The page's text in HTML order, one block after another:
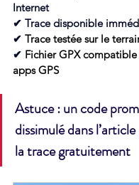
Internet
✔ Trace disponible
✔ Trace testée sur le
✔ Fichier GPX
apps GPS
Astuce : un code
dissimulé dans
la trace gratuitement